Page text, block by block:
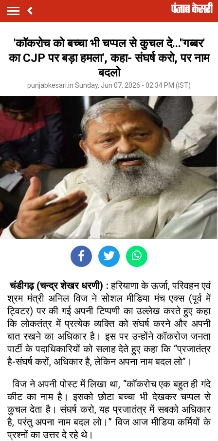
'कॉकरोच को बच्चा भी चप्पल से कुचल दे...''गब्बर'
का CJP पर बड़ा हमला', कहा- संघर्ष करो, पर नाम
बदलो
punjabkesari.in Sunday, Jun 07, 2026 - 02:34 PM (IST)
चंडीगढ़ (चन्द्र शेखर धरणी) :हरियाणा के ऊर्जा, परिवहन एवं
श्रम मंत्री अनिल विज ने सोशल मीडिया मंच एक्स (पूर्व में
ट्विटर) पर की गई अपनी टिप्पणी का उल्लेख करते हुए कहा
कि लोकतंत्र में प्रत्येक व्यक्ति को संघर्ष करने और अपनी
बात रखने का अधिकार है। इस पर उन्होंने कॉकरोज जनता
पार्टी के पदाधिकारियों को सलाह देते हुए कहा कि ‘‘प्रजातंत्र
है-संघर्ष करों, अधिकार है, लेकिन अपना नाम बदल लो’’।
विज ने अपनी पोस्ट में लिखा था, “कॉकरोच एक बहुत ही गंदे
कीट का नाम है। इसको छोटा बच्चा भी देखकर चप्पल से
कुचल देता है। संघर्ष करो, यह प्रजातंत्र में सबको अधिकार
है, परंतु अपना नाम बदल लो।” विज आज मीडिया कर्मियों के
प्रश्नों का उत्तर दे रहे थे।